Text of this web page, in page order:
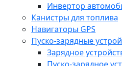
Инвертор
Канистры для топлива
Навигаторы GPS
Пуско-зарядные
Зарядное